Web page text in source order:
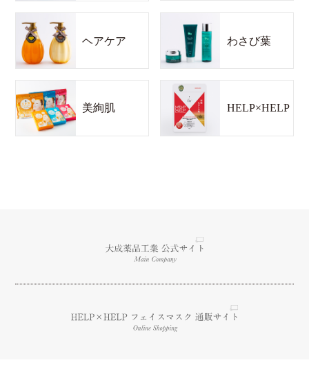
ヘアケア わさび葉
美絢肌 HELP×HELP